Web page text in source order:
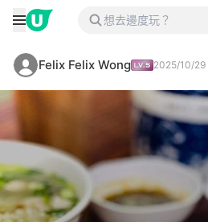
Felix Felix Wong 2025/10/29